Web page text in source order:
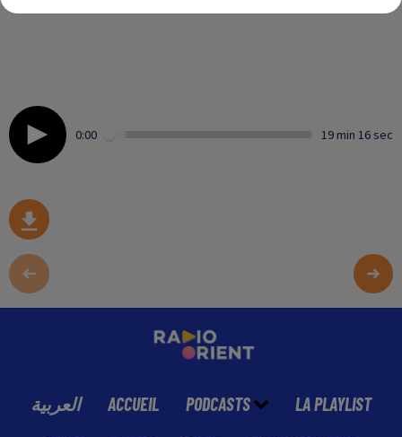
0:00 19 min 16 sec
العربية ACCUEIL PODCASTS LA PLAYLIST